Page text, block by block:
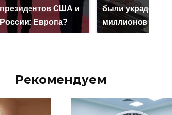
президентов США и
России: Европа?
были украдены 18
миллионов
Рекомендуем